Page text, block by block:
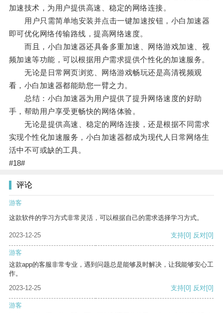
加速技术，为用户提供高速、稳定的网络连接。
用户只需简单地安装并点击一键加速按钮，小白加速器
即可优化网络传输路线，提高网络速度。
而且，小白加速器还具备多重加速、网络游戏加速、视
频加速等功能，可以根据用户需求提供个性化的加速服务。
无论是日常网页浏览、网络游戏畅玩还是高清视频观
看，小白加速器都能助您一臂之力。
总结：小白加速器为用户提供了提升网络速度的好助
手，帮助用户享受更畅快的网络体验。
无论是提供高速、稳定的网络连接，还是根据不同需求
实现个性化加速服务，小白加速器都成为现代人日常网络生
活中不可或缺的工具。
#18#
评论
游客
这款软件的学习方式非常灵活，可以根据自己的需求选择学习方式。
2023-12-25 支持[0] 反对[0]
游客
这款app的客服非常专业，遇到问题总是能够及时解决，让我能够安心工
作。
2023-12-25
支持[0] 反对[0]
游客